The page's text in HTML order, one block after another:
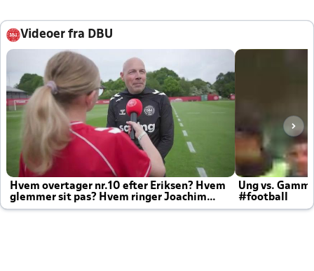
Videoer fra DBU
Hvem overtager nr.10 efter Eriksen? Hvem
glemmer sit pas? Hvem ringer Joachim
altid til efter kampe?
Ung vs.
#football